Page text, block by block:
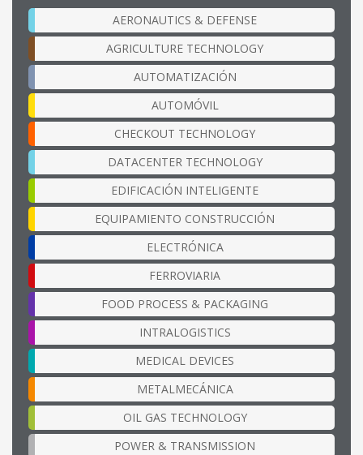
AERONAUTICS & DEFENSE
AGRICULTURE TECHNOLOGY
AUTOMATIZACIÓN
AUTOMÓVIL
CHECKOUT TECHNOLOGY
DATACENTER TECHNOLOGY
EDIFICACIÓN INTELIGENTE
EQUIPAMIENTO CONSTRUCCIÓN
ELECTRÓNICA
FERROVIARIA
FOOD PROCESS & PACKAGING
INTRALOGISTICS
MEDICAL DEVICES
METALMECÁNICA
OIL GAS TECHNOLOGY
POWER & TRANSMISSION